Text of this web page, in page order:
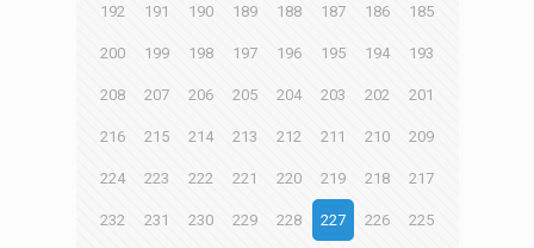
185
186
187
188
189
190
191
192
193
194
195
196
197
198
199
200
201
202
203
204
205
206
207
208
209
210
211
212
213
214
215
216
217
218
219
220
221
222
223
224
225
226
227
228
229
230
231
232